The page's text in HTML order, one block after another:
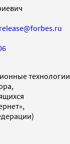
технологии